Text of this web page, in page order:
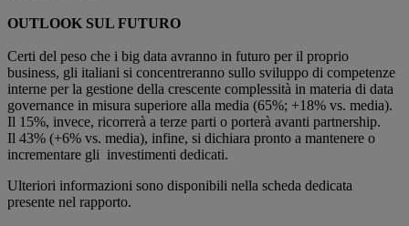
OUTLOOK SUL FUTURO
Certi del peso che i big data avranno in futuro per il proprio
business, gli italiani si concentreranno sullo sviluppo di competenze
interne per la gestione della crescente complessità in materia di data
governance in misura superiore alla media (65%; +18% vs. media).
Il 15%, invece, ricorrerà a terze parti o porterà avanti partnership.
Il 43% (+6% vs. media), infine, si dichiara pronto a mantenere o
incrementare gli investimenti dedicati.
Ulteriori informazioni sono disponibili nella scheda dedicata
presente nel rapporto.